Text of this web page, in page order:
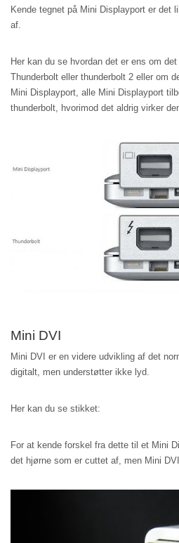
Kende tegnet på Mini Displayport er det
af.
Her kan du se hvordan det er ens om
Thunderbolt eller thunderbolt 2 eller om
Mini Displayport, alle Mini Displayport
thunderbolt, hvorimod det aldrig virker
Mini DVI
Mini DVI er en videre udvikling af det
digitalt, men understøtter ikke lyd.
Her kan du se stikket:
For at kende forskel fra dette til et Mini
det hjørne som er cuttet af, men Mini